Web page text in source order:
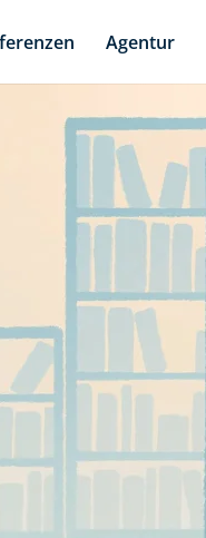
Agentur